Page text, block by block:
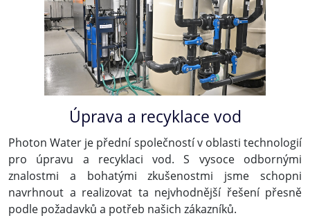
Úprava a recyklace vod
Photon Water je přední společností v oblasti technologií
pro úpravu a recyklaci vod. S vysoce odbornými
znalostmi a bohatými zkušenostmi jsme schopni
navrhnout a realizovat ta nejvhodnější řešení přesně
podle požadavků a potřeb našich zákazníků.